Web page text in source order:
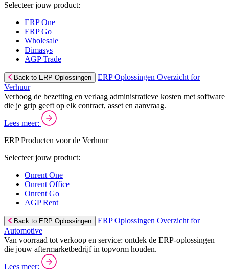
Selecteer jouw product:
ERP One
ERP Go
Wholesale
Dimasys
AGP Trade
Back to ERP Oplossingen
ERP Oplossingen Overzicht for
Verhuur
Verhoog de bezetting en verlaag administratieve kosten met software
die je grip geeft op elk contract, asset en aanvraag.
Lees meer:
ERP Producten voor de Verhuur
Selecteer jouw product:
Onrent One
Onrent Office
Onrent Go
AGP Rent
Back to ERP Oplossingen
ERP Oplossingen Overzicht for
Automotive
Van voorraad tot verkoop en service: ontdek de ERP-oplossingen
die jouw aftermarketbedrijf in topvorm houden.
Lees meer: